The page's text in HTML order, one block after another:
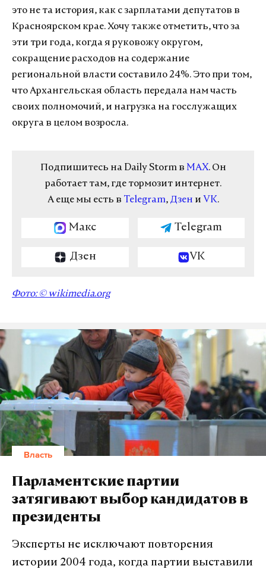
это не та история, как с зарплатами депутатов в
Красноярском крае. Хочу также отметить, что за
эти три года, когда я руковожу округом,
сокращение расходов на содержание
региональной власти составило 24%. Это при том,
что Архангельская область передала нам часть
своих полномочий, и нагрузка на госслужащих
округа в целом возросла.
Подпишитесь на Daily Storm в MAX. Он
работает там, где тормозит интернет.
А еще мы есть в Telegram, Дзен и VK.
Макс Telegram
Дзен VK
Фото: © wikimedia.org
Власть
Парламентские партии
затягивают выбор кандидатов в
президенты
Эксперты не исключают повторения
истории 2004 года, когда партии выставили